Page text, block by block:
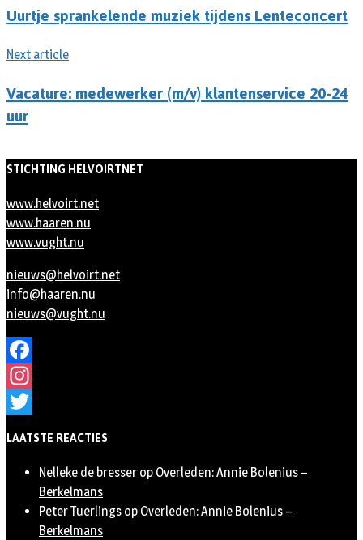
Uurtje sprankelende muziek tijdens Lenteconcert
Next article
Vacature: medewerker (m/v) klantenservice 20-24
uur
STICHTING HELVOIRTNET
www.helvoirt.net
www.haaren.nu
www.vught.nu
nieuws@helvoirt.net
info@haaren.nu
nieuws@vught.nu
Facebook
Instagram
LAATSTE REACTIES
Nelleke de bresser op Overleden: Annie Bolenius –
Berkelmans
Peter Tuerlings op Overleden: Annie Bolenius –
Berkelmans